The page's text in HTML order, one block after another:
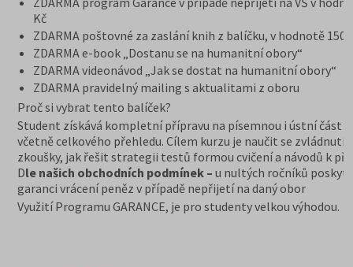
Kč
ZDARMA poštovné za zaslání knih z balíčku, v hodnotě 150
ZDARMA e-book „Dostanu se na humanitní obory“
ZDARMA videonávod „Jak se dostat na humanitní obory“
ZDARMA pravidelný mailing s aktualitami z oboru
Proč si vybrat tento balíček?
Student získává kompletní přípravu na písemnou i ústní část
včetně celkového přehledu. Cílem kurzu je naučit se zvládnutí
zkoušky, jak řešit strategii testů formou cvičení a návodů k
Dle našich obchodních podmínek – u nultých ročníků
garanci vrácení peněz v případě nepřijetí na daný obor
Využití Programu GARANCE, je pro studenty velkou výhodou.